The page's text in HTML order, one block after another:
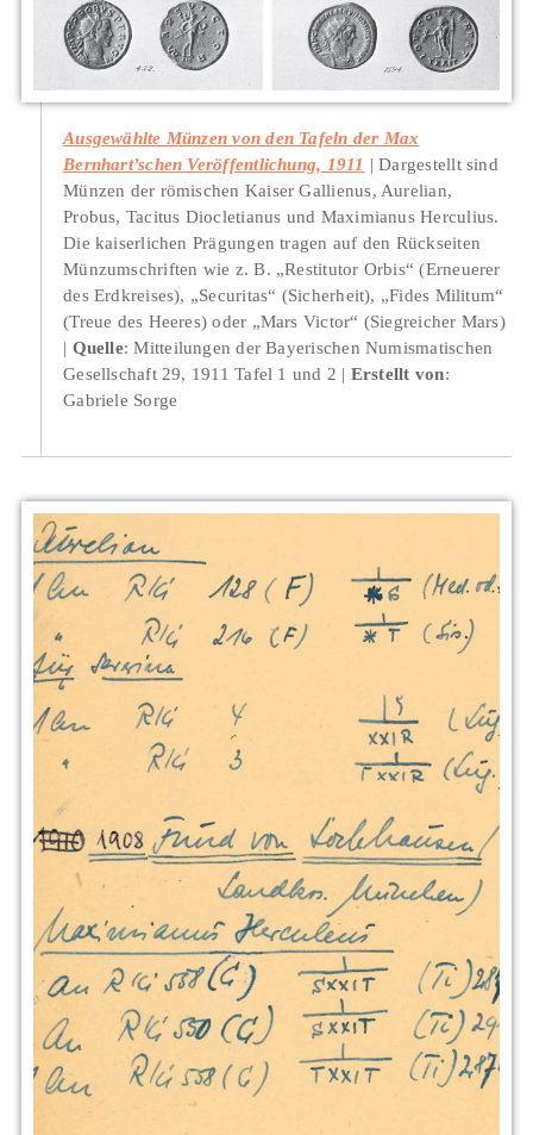
Ausgewählte Münzen von den Tafeln der Max
Bernhart’schen Veröffentlichung, 1911
Dargestellt sind
Münzen der römischen Kaiser Gallienus, Aurelian,
Probus, Tacitus Diocletianus und Maximianus Herculius.
Die kaiserlichen Prägungen tragen auf den Rückseiten
Münzumschriften wie z. B. „Restitutor Orbis“ (Erneuerer
des Erdkreises), „Securitas“ (Sicherheit), „Fides Militum“
(Treue des Heeres) oder „Mars Victor“ (Siegreicher Mars)
Quelle: Mitteilungen der Bayerischen Numismatischen
Gesellschaft 29, 1911 Tafel 1 und 2
Erstellt von:
Gabriele Sorge